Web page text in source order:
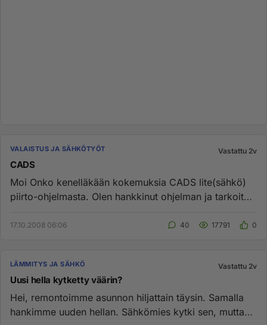
VALAISTUS JA SÄHKÖTYÖT Vastattu 2v
CADS
Moi Onko kenelläkään kokemuksia CADS lite(sähkö)
piirto-ohjelmasta. Olen hankkinut ohjelman ja tarkoitus
17.10.2008 06:06 40 17791 0
LÄMMITYS JA SÄHKÖ Vastattu 2v
Uusi hella kytketty väärin?
Hei, remontoimme asunnon hiljattain täysin. Samalla
hankimme uuden hellan. Sähkömies kytki sen, mutta